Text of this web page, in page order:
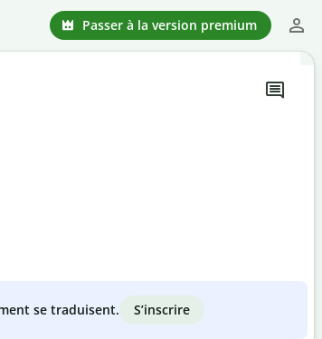
Passer à la version premium
se traduisent. S’inscrire